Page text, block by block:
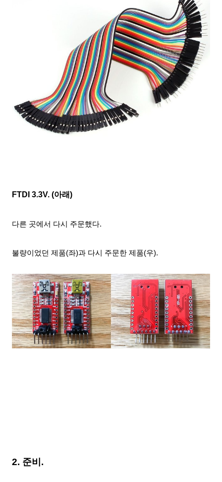
FTDI 3.3V. (아래)
다른 곳에서 다시 주문했다.
불량이었던 제품(좌)과 다시 주문한 제품(우).
2. 준비.